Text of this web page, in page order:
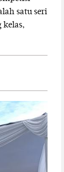
satu seri
kelas,